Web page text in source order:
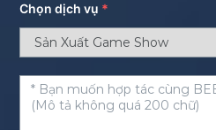
Chọn dịch vụ *